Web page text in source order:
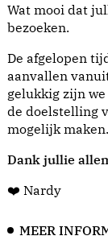
Wat mooi dat
bezoeken.
De afgelopen
aanvallen
gelukkig zijn
de doelstelling
mogelijk maken.
Dank jullie
❤️ Nardy
MEER